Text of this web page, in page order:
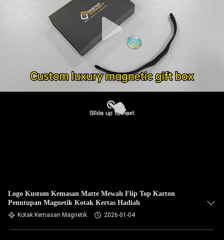
Logo Kustom Kemasan Matte Mewah Flip Top Karton
Penutupan Magnetik Kotak Kertas Hadiah
Kotak Kemasan Magnetik 2026-01-04